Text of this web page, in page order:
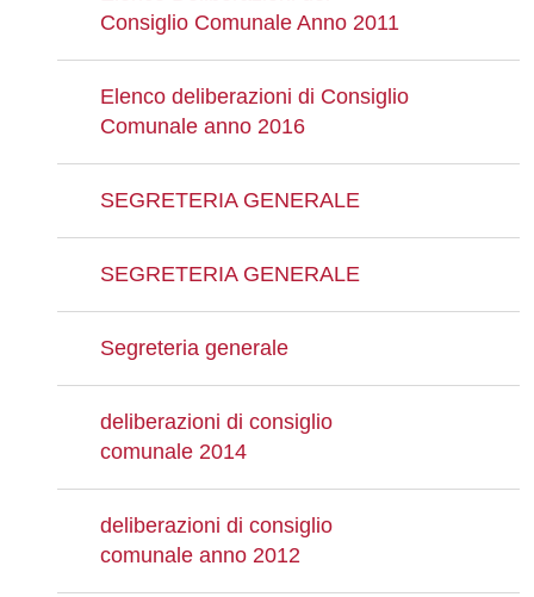
Consiglio Comunale Anno 2011
Elenco deliberazioni di Consiglio
Comunale anno 2016
SEGRETERIA GENERALE
SEGRETERIA GENERALE
Segreteria generale
deliberazioni di consiglio
comunale 2014
deliberazioni di consiglio
comunale anno 2012